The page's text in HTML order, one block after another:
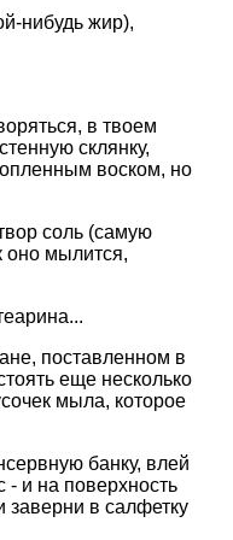
нибудь жир),
в твоем
склянку,
воском, но
соль (самую
оно мылится,
поставленном в
еще несколько
мыла, которое
банку, влей
и на поверхность
заверни в салфетку